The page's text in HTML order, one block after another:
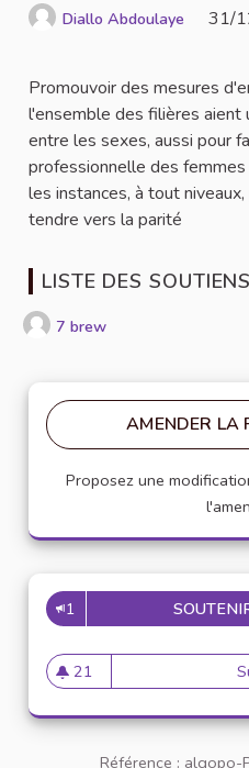
Diallo Abdoulaye 31/
Promouvoir des mesures
l'ensemble des filières aient
entre les sexes, aussi pour
professionnelle des
les instances, à tout
tendre vers la parité
LISTE DES SOUTIENS
7 brew
AMENDER LA
Proposez une
1
21
21 abonnés
Référence :